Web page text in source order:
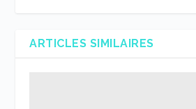
ARTICLES SIMILAIRES